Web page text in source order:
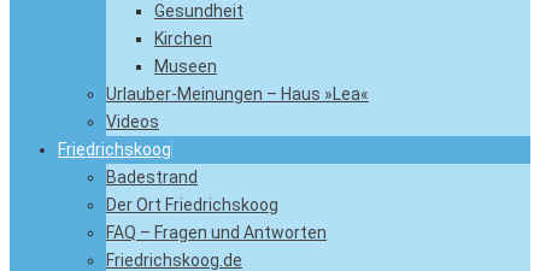
Gesundheit
Kirchen
Museen
Urlauber-Meinungen – Haus »Lea«
Videos
Friedrichskoog
Badestrand
Der Ort Friedrichskoog
FAQ – Fragen und Antworten
Friedrichskoog.de